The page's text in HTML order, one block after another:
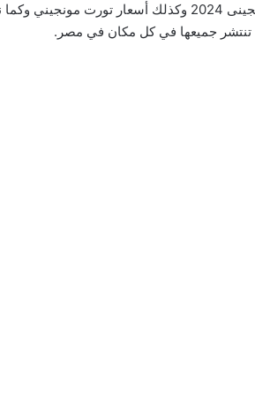
أنه يقدم ألذ وأشهى الحلويات وبأفضل الأسعار الملائمة لجميع الفئات التي تأتي إليه، لهذا السبب نقدم لكم اليوم قائمة أسعار مونجينى 2024 وكذلك أسعار
تنتشر جميعها في كل مكان في مصر.